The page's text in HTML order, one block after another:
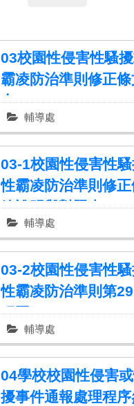
03校園性侵害性騷
霸凌防治準則修正條
布.pdf
輔導處
03-1校園性侵害性
性霸凌防治準則修正
總說明與對照表
輔導處
03-2校園性侵害性
性霸凌防治準則第
程圖
輔導處
04學校校園性侵害
擾事件通報處理程序